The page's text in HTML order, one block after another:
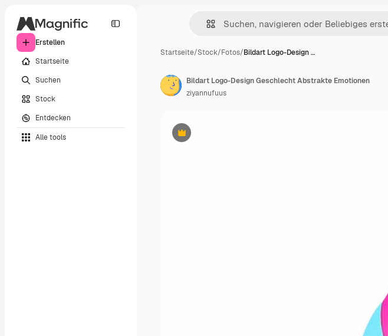
Erstellen
Startseite
Suchen
Stock
Entdecken
Alle tools
Startseite/Stock/Fotos/Bildart Logo-Design …
Premium
Bildart Logo-Design Geschlecht Abstrakte Emotionen
ziyannufuus